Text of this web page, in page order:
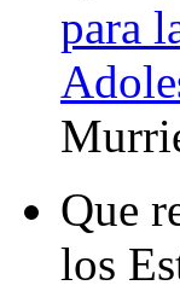
para
Que
los